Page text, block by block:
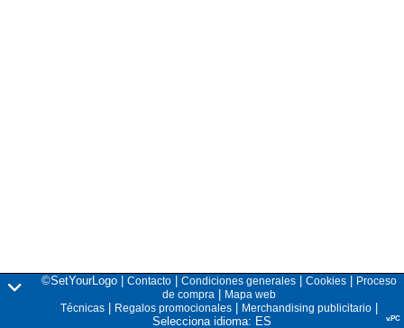
©SetYourLogo | Contacto| Condiciones generales| Cookies|
Proceso
de compra|
Mapa web
Técnicas| Regalos promocionales| Merchandising publicitario|
Selecciona idioma: ES
v.PC